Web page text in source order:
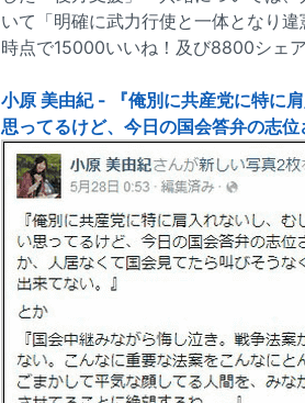
いて「明確に武力行使と一体となり
時点で15000いいね！及び8800シェア
小原 美由紀 - 『俺別に共産党に特に
思ってるけど、今日の国会答弁の志